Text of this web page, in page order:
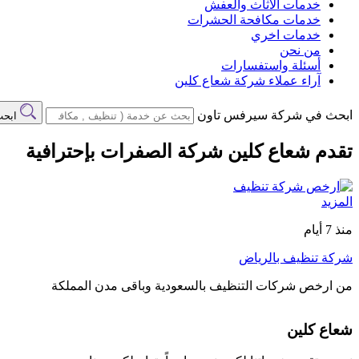
خدمات الاثاث والعفش
خدمات مكافحة الحشرات
خدمات اخري
من نحن
أسئلة واستفسارات
آراء عملاء شركة شعاع كلين
ابحث في شركة سيرفس تاون
تقدم شعاع كلين شركة الصفرات بإحترافية
المزيد
منذ 7 أيام
شركة تنظيف بالرياض
من ارخص شركات التنظيف بالسعودية وباقى مدن المملكة
شعاع كلين